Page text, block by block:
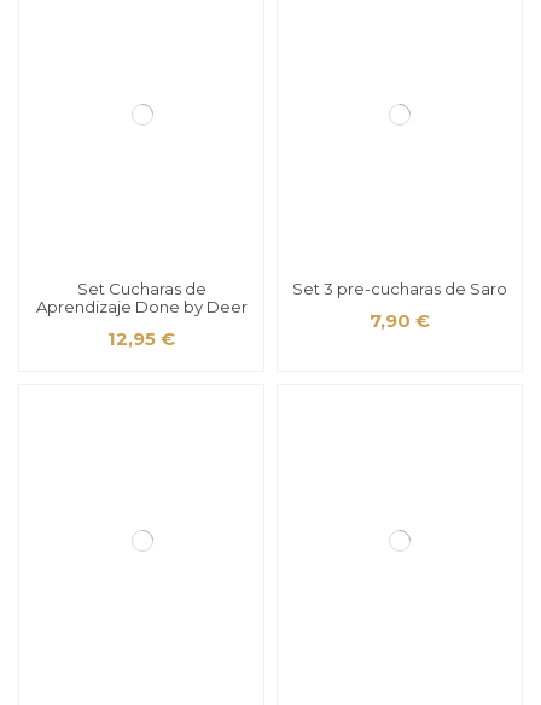
Set Cucharas de
Aprendizaje Done by Deer
12,95 €
Set 3 pre-cucharas de Saro
7,90 €